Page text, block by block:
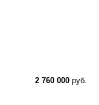
2 760 000 руб.